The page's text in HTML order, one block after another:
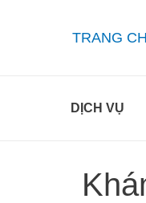
TRANG
DỊCH VỤ